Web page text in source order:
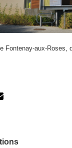
Fontenay-aux-